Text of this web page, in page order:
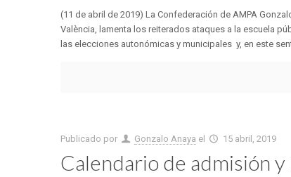
(11 de abril de 2019) La Confederación de AMPA
València, lamenta los reiterados ataques a la escuela
las elecciones autonómicas y municipales y, en este
Publicado por Gonzalo Anaya el 15 abril, 2019
Calendario de admisión